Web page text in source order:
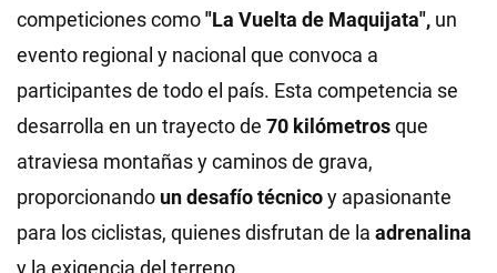
competiciones como"La Vuelta de Maquijata", un
evento regional y nacional que convoca a
participantes de todo el país. Esta competencia se
desarrolla en un trayecto de 70 kilómetrosque
atraviesa montañas y caminos de grava,
proporcionando un desafío técnicoy apasionante
para los ciclistas, quienes disfrutan de la adrenalina